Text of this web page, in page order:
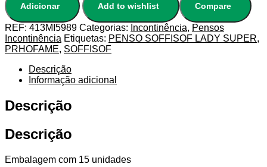
Adicionar Add to wishlist Compare
REF: 413MI5989 Categorias: Incontinência, Pensos
Incontinência Etiquetas: PENSO SOFFISOF LADY SUPER,
PRHOFAME, SOFFISOF
Descrição
Informação adicional
Descrição
Descrição
Embalagem com 15 unidades